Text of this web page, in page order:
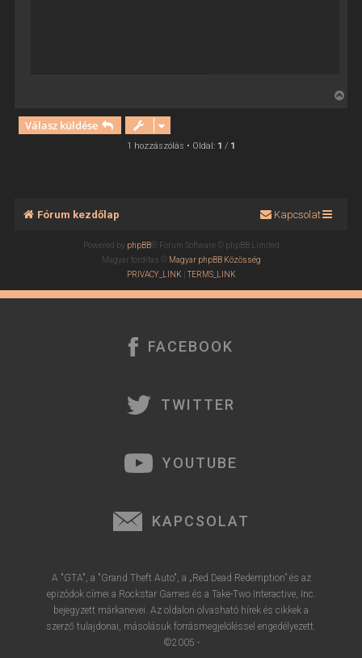
é
Válasz küldése
1 hozzászólás • Oldal: 1 / 1
Fórum kezdőlap Kapcsolat
Powered by phpBB® Forum Software © phpBB Limited
Magyar fordítás © Magyar phpBB Közösség
PRIVACY_LINK |TERMS_LINK
FACEBOOK
TWITTER
YOUTUBE
KAPCSOLAT
A "GTA", a "Grand Theft Auto", a „Red Dead Redemption” és az
epizódok címei a Rockstar Games és a Take-Two Interactive, Inc.
bejegyzett márkanevei. Az oldalon olvasható hírek és cikkek a
szerző tulajdonai, másolásuk forrásmegjelöléssel engedélyezett.
©2005 -